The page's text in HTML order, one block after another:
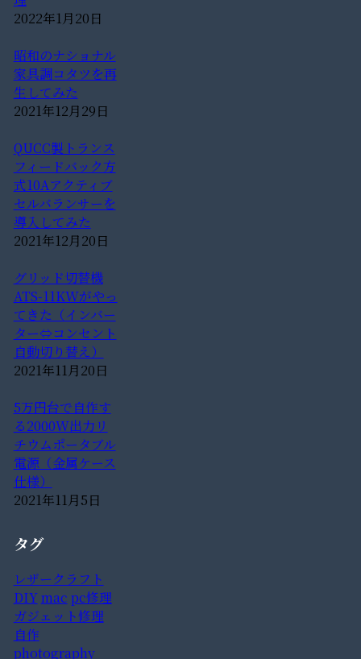
2022年1月20日
昭和のナショナル
家具調コタツを再
生してみた
2021年12月29日
QUCC製トランス
フィードバック方
式10Aアクティブ
セルバランサーを
導入してみた
2021年12月20日
グリッド切替機
ATS-11KWがやっ
てきた（インバー
ター⇔コンセント
自動切り替え）
2021年11月20日
5万円台で自作す
る2000W出力リ
チウムポータブル
電源（金属ケース
仕様）
2021年11月5日
タグ
レザークラフト
DIYmac pc修理
ガジェット修理
自作
photography